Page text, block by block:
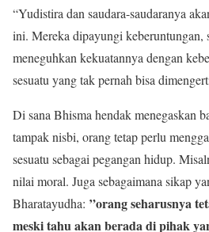
“Yudistira dan saudara-saudaranya
ini. Mereka dipayungi keberuntungan,
meneguhkan kekuatannya dengan
sesuatu yang tak pernah bisa
Di sana Bhisma hendak menegaskan
tampak nisbi, orang tetap perlu
sesuatu sebagai pegangan hidup.
nilai moral. Juga sebagaimana sikap
Bharatayudha: ”orang seharusnya
meski tahu akan berada di pihak